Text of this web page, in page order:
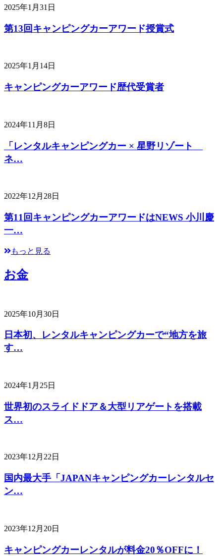
2025年1月31日
第13回キャンピングカーアワード授賞式
2025年1月14日
キャンピングカーアワード歴代受賞者
2024年11月8日
「レンタルキャンピングカー × 星野リゾート
ネ…
2022年12月28日
第11回キャンピングカーアワードはNEWS 小川慶
一…
もっと見る
お金
2025年10月30日
日本初、レンタルキャンピングカーで“地方を旅
す…
2024年1月25日
世界初のスライドドア＆大型リアゲートを搭載
ス…
2023年12月22日
国内最大手「JAPANキャンピングカーレンタルセ
ン…
2023年12月20日
キャンピングカーレンタルが料金20％OFFに！